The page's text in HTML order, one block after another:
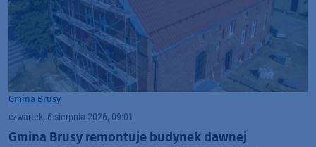
Gmina Brusy
czwartek, 6 sierpnia 2026, 09:01
Gmina Brusy remontuje budynek dawnej